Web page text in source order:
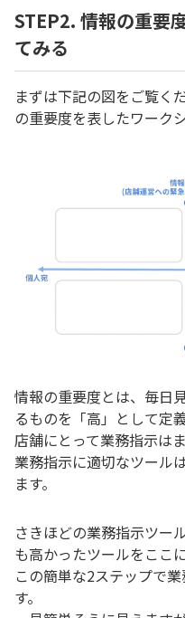
STEP2. 情報の重要
てみる
まずは下記の図をご覧く
の重要度を表したワーク
情報の重要度とは、毎日
るものを「高」として定
店舗にとって業務指示は
業務指示に適切なツール
ます。
さきほどの業務指示ツー
も高かったツールをここ
この簡単な2ステップで
す。